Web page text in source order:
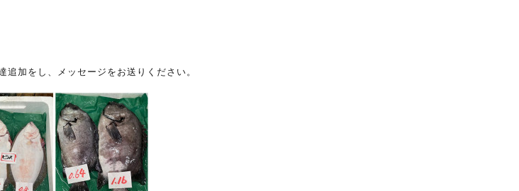
追加をし、メッセージをお送りください。